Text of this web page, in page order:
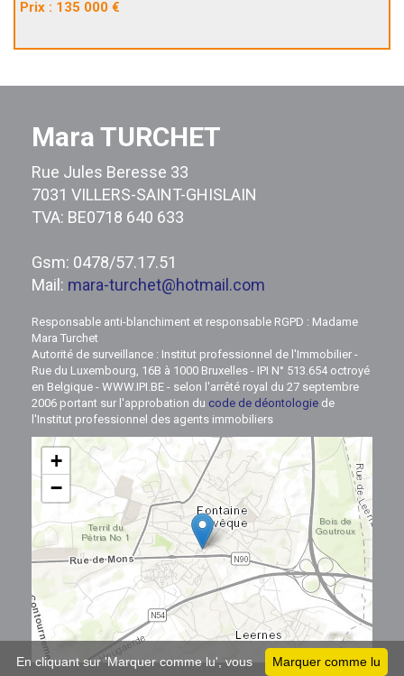
Prix : 135 000 €
Mara TURCHET
Rue Jules Beresse 33
7031 VILLERS-SAINT-GHISLAIN
TVA: BE0718 640 633
Gsm: 0478/57.17.51
Mail: mara-turchet@hotmail.com
Responsable anti-blanchiment et responsable RGPD : Madame
Mara Turchet
Autorité de surveillance : Institut professionnel de l'Immobilier -
Rue du Luxembourg, 16B à 1000 Bruxelles - IPI N° 513.654 octroyé
en Belgique - WWW.IPI.BE - selon l'arrêté royal du 27 septembre
2006 portant sur l'approbation du code de déontologie de
l'Institut professionnel des agents immobiliers
+
−
Marquer comme lu
En cliquant sur 'Marquer comme lu', vous